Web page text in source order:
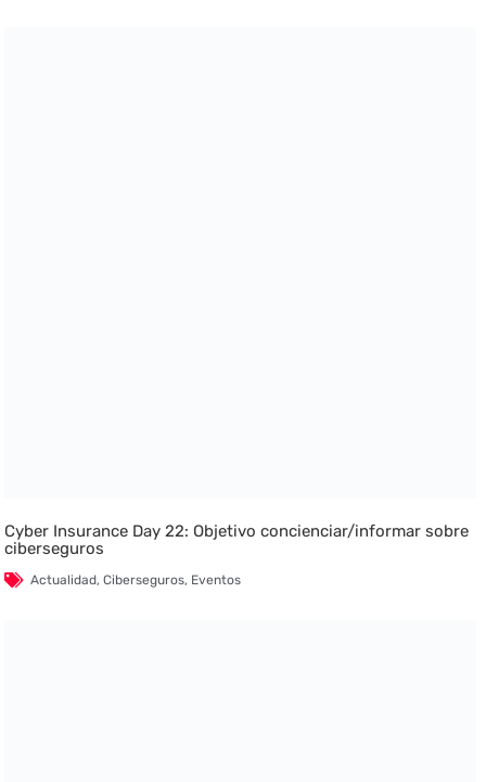
Cyber Insurance Day 22: Objetivo concienciar/informar sobre
ciberseguros
Actualidad,Ciberseguros, Eventos